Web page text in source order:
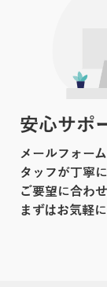
安心サポ
メールフォー
タッフが丁寧
ご要望に合わ
まずはお気軽